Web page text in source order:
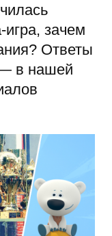
зачем
Ответы
— в нашей